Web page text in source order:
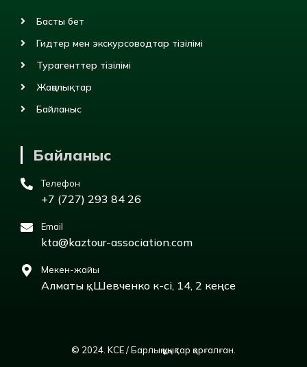
Басты бет
Гидтер мен экскурсоводтар тізілімі
Турагенттер тізілімі
Жаңалықтар
Байланыс
Байланыс
Телефон
+7 (727) 293 84 26
Email
kta@kaztour-association.com
Мекен-жайы
Алматы қ., Шевченко к-сі, 14, 2 кеңсе
© 2024. KCE / Барлық құқықтар қорғалған.